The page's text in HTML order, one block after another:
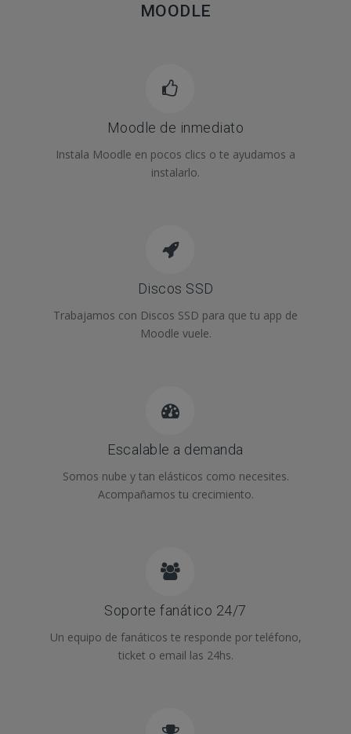
MOODLE
Moodle de inmediato
Instala Moodle en pocos clics o te ayudamos a
instalarlo.
Discos SSD
Trabajamos con Discos SSD para que tu app de
Moodle vuele.
Escalable a demanda
Somos nube y tan elásticos como necesites.
Acompañamos tu crecimiento.
Soporte fanático 24/7
Un equipo de fanáticos te responde por teléfono,
ticket o email las 24hs.